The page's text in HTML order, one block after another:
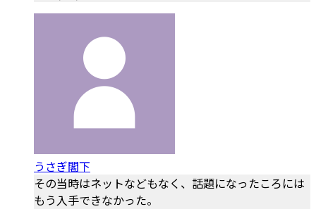
うさぎ閣下
その当時はネットなどもなく、話題になったころには
もう入手できなかった。